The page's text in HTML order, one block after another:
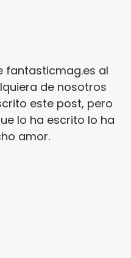
fantasticmag.es al
de nosotros
este post, pero
lo ha escrito lo ha
amor.